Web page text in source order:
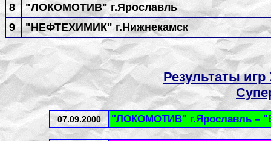
8
"ЛОКОМОТИВ" г.Ярославль
9
"НЕФТЕХИМИК" г.Нижнекамск
Результаты
07.09.2000 "ЛОКОМОТИВ" г.Ярославль –